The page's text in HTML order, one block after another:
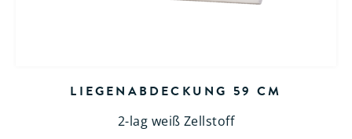
LIEGENABDECKUNG 59 CM
2-lag weiß Zellstoff